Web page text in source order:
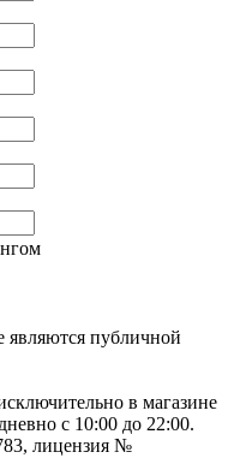
публичной
в магазине
с 10:00 до 22:00.
лицензия №